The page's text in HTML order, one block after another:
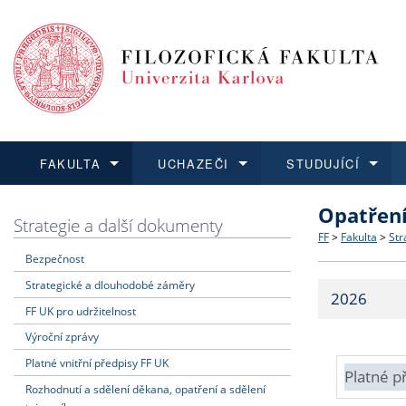
FAKULTA
Dozvědět se více
Struktura
Strategie
Fakultní
UCHAZEČI
Podat přihlášku
Co
Učitelské
STUDUJÍCÍ
Dozvědět se více
Dozvědět se více
O vědě a
Dozvědět se více
Aktuální
Strategie a další dokumenty
Bezpečnost
Strategické a dlouhodobé záměry
FF UK pro udržitelnost
Výroční zprávy
Platné vnitřní předpisy FF UK
Rozhodnutí a sdělení děkana, opatření a sdělení
FF > Fakulta >
2026
Platné